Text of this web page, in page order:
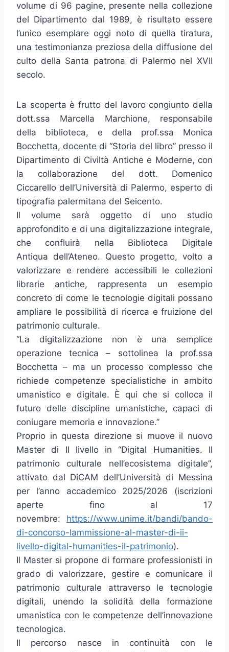
volume di 96 pagine, presente nella collezione
del Dipartimento dal 1989, è risultato essere
l’unico esemplare oggi noto di quella tiratura,
una testimonianza preziosa della diffusione del
culto della Santa patrona di Palermo nel XVII
secolo.
La scoperta è frutto del lavoro congiunto della
dott.ssa Marcella Marchione, responsabile
della biblioteca, e della prof.ssa Monica
Bocchetta, docente di “Storia del libro” presso il
Dipartimento di Civiltà Antiche e Moderne, con
la collaborazione del dott. Domenico
Ciccarello dell’Università di Palermo, esperto di
tipografia palermitana del Seicento.
Il volume sarà oggetto di uno studio
approfondito e di una digitalizzazione integrale,
che confluirà nella Biblioteca Digitale
Antiqua dell’Ateneo. Questo progetto, volto a
valorizzare e rendere accessibili le collezioni
librarie antiche, rappresenta un esempio
concreto di come le tecnologie digitali possano
ampliare le possibilità di ricerca e fruizione del
patrimonio culturale.
“La digitalizzazione non è una semplice
operazione tecnica – sottolinea la prof.ssa
Bocchetta – ma un processo complesso che
richiede competenze specialistiche in ambito
umanistico e digitale. È qui che si colloca il
futuro delle discipline umanistiche, capaci di
coniugare memoria e innovazione.”
Proprio in questa direzione si muove il nuovo
Master di II livello in “Digital Humanities. Il
patrimonio culturale nell’ecosistema digitale”,
attivato dal DiCAM dell’Università di Messina
per l’anno accademico 2025/2026 (iscrizioni
aperte fino al 17
novembre: https://www.unime.it/bandi/bando-
di-concorso-lammissione-al-master-di-ii-
livello-digital-humanities-il-patrimonio).
Il Master si propone di formare professionisti in
grado di valorizzare, gestire e comunicare il
patrimonio culturale attraverso le tecnologie
digitali, unendo la solidità della formazione
umanistica con le competenze dell’innovazione
tecnologica.
Il percorso nasce in continuità con le